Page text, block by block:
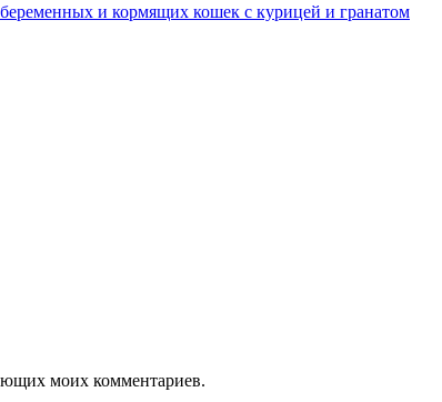
и кормящих кошек с курицей и гранатом
моих комментариев.